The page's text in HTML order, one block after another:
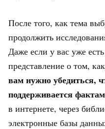
После того, как тема
продолжить
Даже если у вас уже
представление о том,
вам нужно убедиться,
поддерживается
в интернете, через
электронные базы